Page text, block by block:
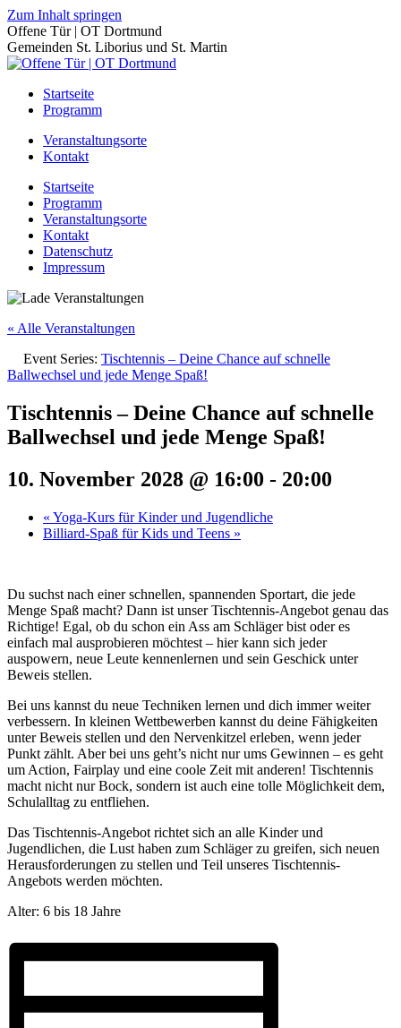
Zum Inhalt springen
Offene Tür | OT Dortmund
Gemeinden St. Liborius und St. Martin
Startseite
Programm
Veranstaltungsorte
Kontakt
Startseite
Programm
Veranstaltungsorte
Kontakt
Datenschutz
Impressum
« Alle Veranstaltungen
Event Series: Tischtennis – Deine Chance auf schnelle
Ballwechsel und jede Menge Spaß!
Tischtennis – Deine Chance auf schnelle
Ballwechsel und jede Menge Spaß!
10. November 2028 @ 16:00 - 20:00
« Yoga-Kurs für Kinder und Jugendliche
Billiard-Spaß für Kids und Teens »
Du suchst nach einer schnellen, spannenden Sportart, die jede
Menge Spaß macht? Dann ist unser Tischtennis-Angebot genau das
Richtige! Egal, ob du schon ein Ass am Schläger bist oder es
einfach mal ausprobieren möchtest – hier kann sich jeder
auspowern, neue Leute kennenlernen und sein Geschick unter
Beweis stellen.
Bei uns kannst du neue Techniken lernen und dich immer weiter
verbessern. In kleinen Wettbewerben kannst du deine Fähigkeiten
unter Beweis stellen und den Nervenkitzel erleben, wenn jeder
Punkt zählt. Aber bei uns geht’s nicht nur ums Gewinnen – es geht
um Action, Fairplay und eine coole Zeit mit anderen! Tischtennis
macht nicht nur Bock, sondern ist auch eine tolle Möglichkeit dem,
Schulalltag zu entfliehen.
Das Tischtennis-Angebot richtet sich an alle Kinder und
Jugendlichen, die Lust haben zum Schläger zu greifen, sich neuen
Herausforderungen zu stellen und Teil unseres Tischtennis-
Angebots werden möchten.
Alter: 6 bis 18 Jahre